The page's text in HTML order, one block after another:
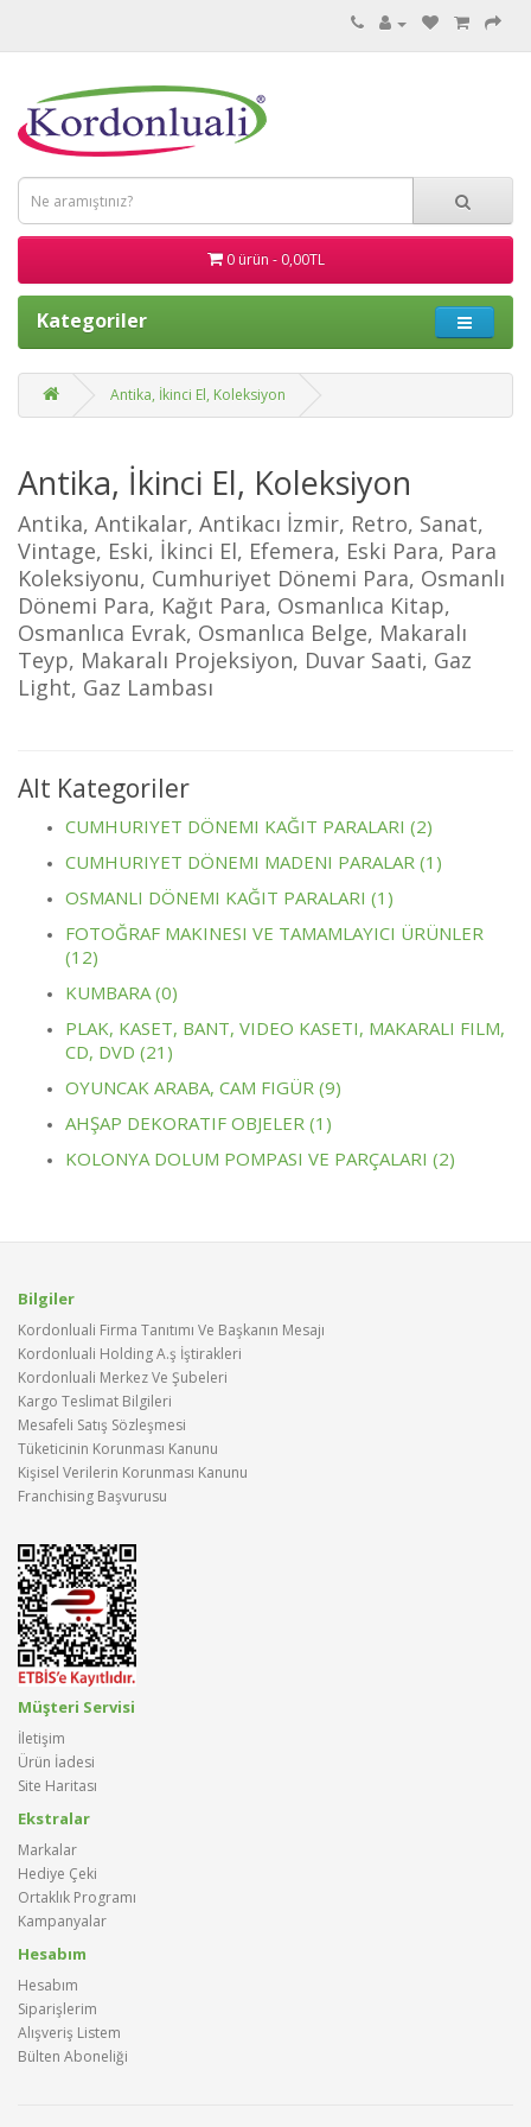
0 ürün - 0,00TL
Kategoriler
Antika, İkinci El, Koleksiyon
Antika, İkinci El, Koleksiyon
Antika, Antikalar, Antikacı İzmir, Retro, Sanat,
Vintage, Eski, İkinci El, Efemera, Eski Para, Para
Koleksiyonu, Cumhuriyet Dönemi Para, Osmanlı
Dönemi Para, Kağıt Para, Osmanlıca Kitap,
Osmanlıca Evrak, Osmanlıca Belge, Makaralı
Teyp, Makaralı Projeksiyon, Duvar Saati, Gaz
Light, Gaz Lambası
Alt Kategoriler
CUMHURIYET DÖNEMI KAĞIT PARALARI (2)
CUMHURIYET DÖNEMI MADENI PARALAR (1)
OSMANLI DÖNEMI KAĞIT PARALARI (1)
FOTOĞRAF MAKINESI VE TAMAMLAYICI ÜRÜNLER
(12)
KUMBARA (0)
PLAK, KASET, BANT, VIDEO KASETI, MAKARALI FILM,
CD, DVD (21)
OYUNCAK ARABA, CAM FIGÜR (9)
AHŞAP DEKORATIF OBJELER (1)
KOLONYA DOLUM POMPASI VE PARÇALARI (2)
Bilgiler
Kordonluali Firma Tanıtımı Ve Başkanın Mesajı
Kordonluali Holding A.ş İştirakleri
Kordonluali Merkez Ve Şubeleri
Kargo Teslimat Bilgileri
Mesafeli Satış Sözleşmesi
Tüketicinin Korunması Kanunu
Kişisel Verilerin Korunması Kanunu
Franchising Başvurusu
Müşteri Servisi
İletişim
Ürün İadesi
Site Haritası
Ekstralar
Markalar
Hediye Çeki
Ortaklık Programı
Kampanyalar
Hesabım
Hesabım
Siparişlerim
Alışveriş Listem
Bülten Aboneliği